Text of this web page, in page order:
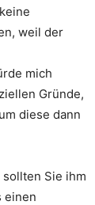
weil der
mich
Gründe,
diese dann
Sie ihm
einen